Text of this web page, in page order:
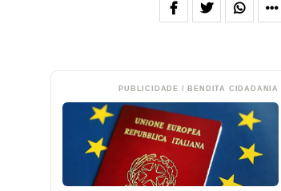
PUBLICIDADE / BENDITA CIDADANIA